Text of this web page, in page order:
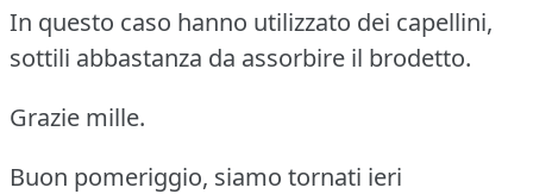
In questo caso hanno utilizzato dei capellini,
sottili abbastanza da assorbire il brodetto.
Grazie mille.
Buon pomeriggio, siamo tornati ieri